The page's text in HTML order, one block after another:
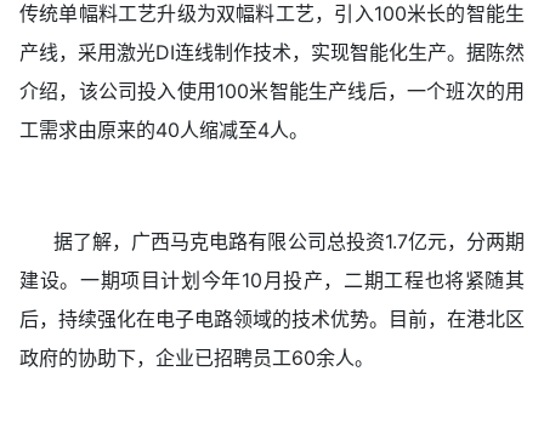
传统单幅料工艺升级为双幅料工艺，引入100米长的智能生
产线，采用激光DI连线制作技术，实现智能化生产。据陈然
介绍，该公司投入使用100米智能生产线后，一个班次的用
工需求由原来的40人缩减至4人。
据了解，广西马克电路有限公司总投资1.7亿元，分两期
建设。一期项目计划今年10月投产，二期工程也将紧随其
后，持续强化在电子电路领域的技术优势。目前，在港北区
政府的协助下，企业已招聘员工60余人。